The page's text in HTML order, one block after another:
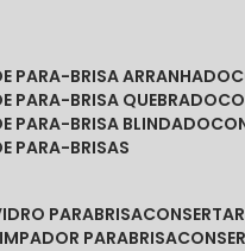
PARA-BRISA ARRANHADO
PARA-BRISA QUEBRADO
PARA-BRISA BLINDADO
PARA-BRISAS
PARABRISA
PARABRISA